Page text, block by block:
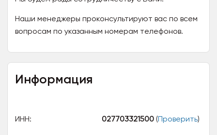
Наши менеджеры проконсультируют вас по всем
вопросам по указанным номерам телефонов.
Информация
ИНН: 027703321500 (Проверить)